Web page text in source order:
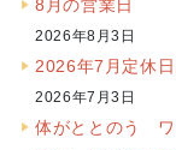
8月の営業日
2026年8月3日
2026年7月定休
2026年7月3日
体がとと